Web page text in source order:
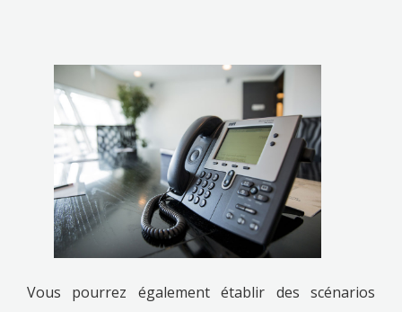
Vous pourrez également établir des scénarios